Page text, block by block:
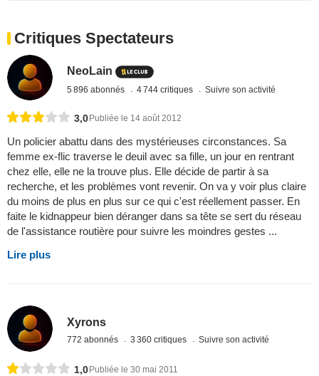
Critiques Spectateurs
NeoLain
5 896 abonnés 4 744 critiques Suivre son activité
3,0 Publiée le 14 août 2012
Un policier abattu dans des mystérieuses circonstances. Sa
femme ex-flic traverse le deuil avec sa fille, un jour en rentrant
chez elle, elle ne la trouve plus. Elle décide de partir à sa
recherche, et les problèmes vont revenir. On va y voir plus claire
du moins de plus en plus sur ce qui c'est réellement passer. En
faite le kidnappeur bien déranger dans sa tête se sert du réseau
de l'assistance routière pour suivre les moindres gestes ...
Lire plus
Xyrons
772 abonnés 3 360 critiques Suivre son activité
1,0Publiée le 30 mai 2011